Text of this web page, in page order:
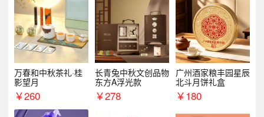
万春和中秋茶礼·桂
影望月
￥260
长青兔中秋文创品物
东方A浮光款
￥278
广州酒家粮丰园星辰
北斗月饼礼盒
￥180